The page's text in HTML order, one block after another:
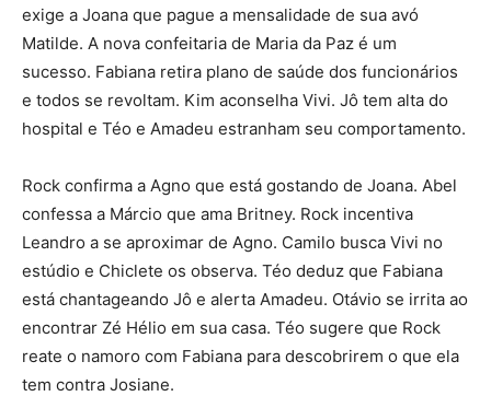
exige a Joana que pague a mensalidade de sua avó
Matilde. A nova confeitaria de Maria da Paz é um
sucesso. Fabiana retira plano de saúde dos funcionários
e todos se revoltam. Kim aconselha Vivi. Jô tem alta do
hospital e Téo e Amadeu estranham seu comportamento.
Rock confirma a Agno que está gostando de Joana. Abel
confessa a Márcio que ama Britney. Rock incentiva
Leandro a se aproximar de Agno. Camilo busca Vivi no
estúdio e Chiclete os observa. Téo deduz que Fabiana
está chantageando Jô e alerta Amadeu. Otávio se irrita ao
encontrar Zé Hélio em sua casa. Téo sugere que Rock
reate o namoro com Fabiana para descobrirem o que ela
tem contra Josiane.